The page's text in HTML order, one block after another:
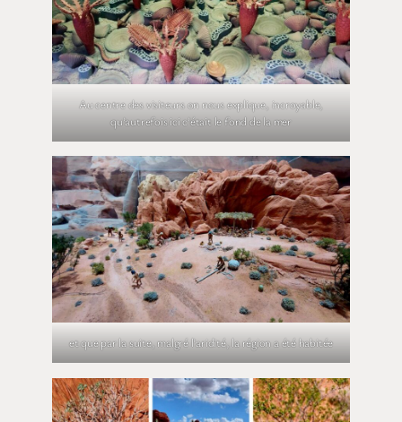
Au centre des visiteurs on nous explique, incroyable,
qu’autrefois ici c’était le fond de la mer
et que par la suite, malgré l’aridité, la région a été habitée